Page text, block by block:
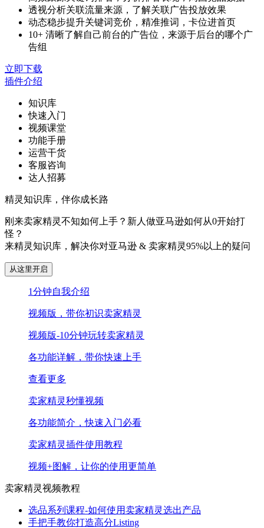
透视分析关联流量来源，了解关联广告投放效果
动态稳步提升关键词竞价，精准推词，卡位进首页
10+ 清晰了解自己前台的广告位，来源于后台的哪个广
告组
立即下载
插件介绍
知识库
快速入门
视频课堂
功能手册
运营干货
客服咨询
达人招募
精灵知识库，伴你成长路
刚来卖家精灵不知如何上手？新人做亚马逊如何从0开始打
怪？
来精灵知识库，解决你对亚马逊 & 卖家精灵95%以上的疑问
从这里开启
1分钟自我介绍
视频版，带你初识卖家精灵
视频版-10分钟玩转卖家精灵
各功能详解，带你快速上手
查看更多
卖家精灵秒懂视频
各功能简介，快速入门必看
卖家精灵插件使用教程
视频+图解，让你的使用更简单
卖家精灵视频教程
选品系列课程-如何使用卖家精灵选出产品
手把手教你打造高分Listing